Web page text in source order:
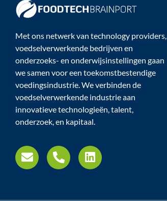
Met ons netwerk van technology providers,
voedselverwerkende bedrijven en
onderzoeks- en onderwijsinstellingen gaan
we samen voor een toekomstbestendige
voedingsindustrie. We verbinden de
voedselverwerkende industrie aan
innovatieve technologieën, talent,
onderzoek, en kapitaal.